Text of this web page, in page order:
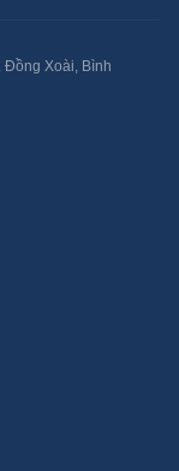
Đồng Xoài, Bình